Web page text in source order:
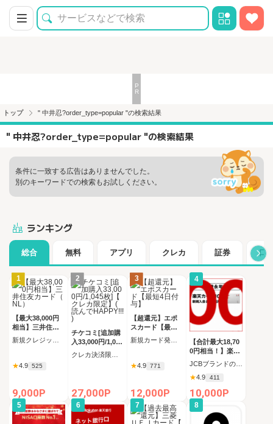
トップ " 中井忍?order_type=popular "の検索結果
" 中井忍?order_type=popular "の検索結果
条件に一致する広告はありませんでした。
別のキーワードでの検索もお試しください。
ランキング
総合 無料 アプリ クレカ 証券 口
1
【最大38,000円
相当】三井住友
カード（NL）
★4.9 525
9,000P
2
チケコミ[追加購
入33,000円/1,045
枚]【クレカ限定
】(読んでHAPPY
27,000P
3
【超還元】エポ
スカード【最短4
日付与】
★4.9 771
12,000P
4
【合計最大18,70
0円相当！】楽天
カード【JCBキ
ャンペーン実施
中】
★4.9 411
10,000P
5 6 7 8